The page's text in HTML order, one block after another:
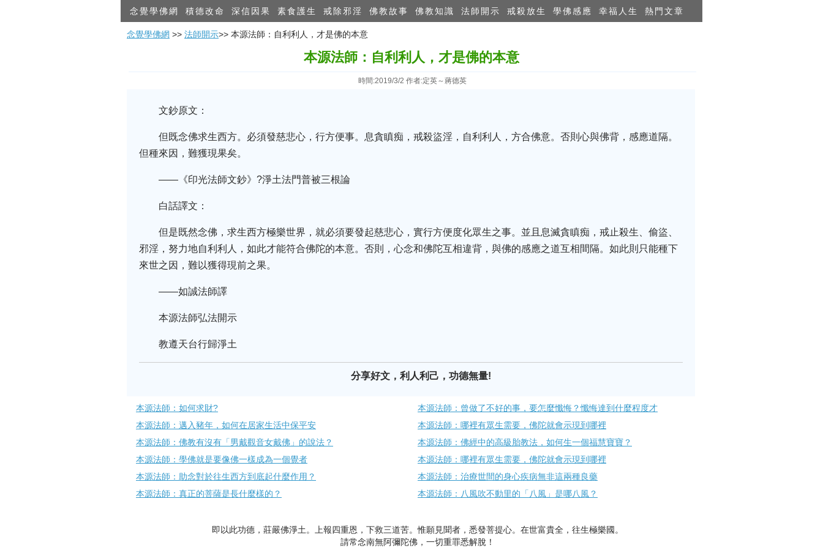
念覺學佛網 積德改命 深信因果 素食護生 戒除邪淫 佛教故事 佛教知識 法師開示 戒殺放生 學佛感應 幸福人生 熱門文章
念覺學佛網 >> 法師開示>> 本源法師：自利利人，才是佛的本意
本源法師：自利利人，才是佛的本意
時間:2019/3/2 作者:定英～蔣德英
文鈔原文：
但既念佛求生西方。必須發慈悲心，行方便事。息貪瞋痴，戒殺盜淫，自利利人，方合佛意。否則心與佛背，感應道隔。
但種來因，難獲現果矣。
——《印光法師文鈔》?淨土法門普被三根論
白話譯文：
但是既然念佛，求生西方極樂世界，就必須要發起慈悲心，實行方便度化眾生之事。並且息滅貪瞋痴，戒止殺生、偷盜、
邪淫，努力地自利利人，如此才能符合佛陀的本意。否則，心念和佛陀互相違背，與佛的感應之道互相間隔。如此則只能種下
來世之因，難以獲得現前之果。
——如誠法師譯
本源法師弘法開示
教遵天台行歸淨土
分享好文，利人利己，功德無量!
本源法師：如何求財?
本源法師：曾做了不好的事，要怎麼懺悔？懺悔達到什麼程度才
本源法師：邁入豬年，​如何在居家生活中保平安
本源法師：哪裡有眾生需要，佛陀就會示現到哪裡
本源法師：佛教有沒有「男戴觀音女戴佛」的說法？
本源法師：佛經中的高級胎教法，如何生一個福慧寶寶？
本源法師：學佛就是要像佛一樣成為一個覺者
本源法師：哪裡有眾生需要，佛陀就會示現到哪裡
本源法師：助念對於往生西方到底起什麼作用？​
本源法師：治療世間的身心疾病無非這兩種良藥
本源法師：真正的菩薩是長什麼樣的？
本源法師：八風吹不動里的「八風」是哪八風？
即以此功德，莊嚴佛淨土。上報四重恩，下救三道苦。惟願見聞者，悉發菩提心。在世富貴全，往生極樂國。
請常念南無阿彌陀佛，一切重罪悉解脫！